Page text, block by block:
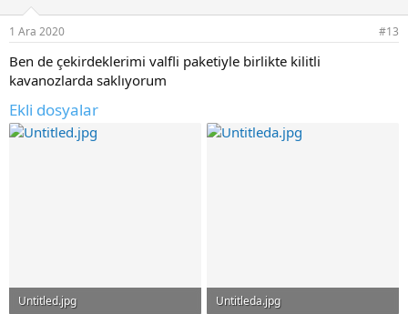
1 Ara 2020 #13
Ben de çekirdeklerimi valfli paketiyle birlikte kilitli
kavanozlarda saklıyorum
Ekli dosyalar
Untitled.jpg Untitleda.jpg